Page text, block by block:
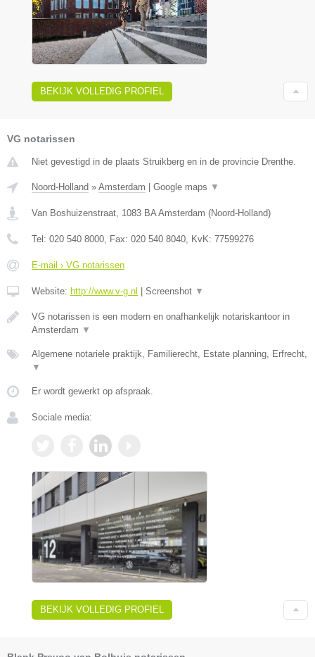
BEKIJK VOLLEDIG PROFIEL
VG notarissen
Niet gevestigd in de plaats Struikberg en in de provincie Drenthe.
Noord-Holland » Amsterdam Google maps ▼
Van Boshuizenstraat, 1083 BA Amsterdam (Noord-Holland)
Tel: 020 540 8000, Fax: 020 540 8040, KvK: 77599276
E-mail › VG notarissen
Website: http://www.v-g.nl Screenshot ▼
VG notarissen is een modern en onafhankelijk notariskantoor in
Amsterdam ▼
Algemene notariele praktijk, Familierecht, Estate planning, Erfrecht,
▼
Er wordt gewerkt op afspraak.
Sociale media:
BEKIJK VOLLEDIG PROFIEL